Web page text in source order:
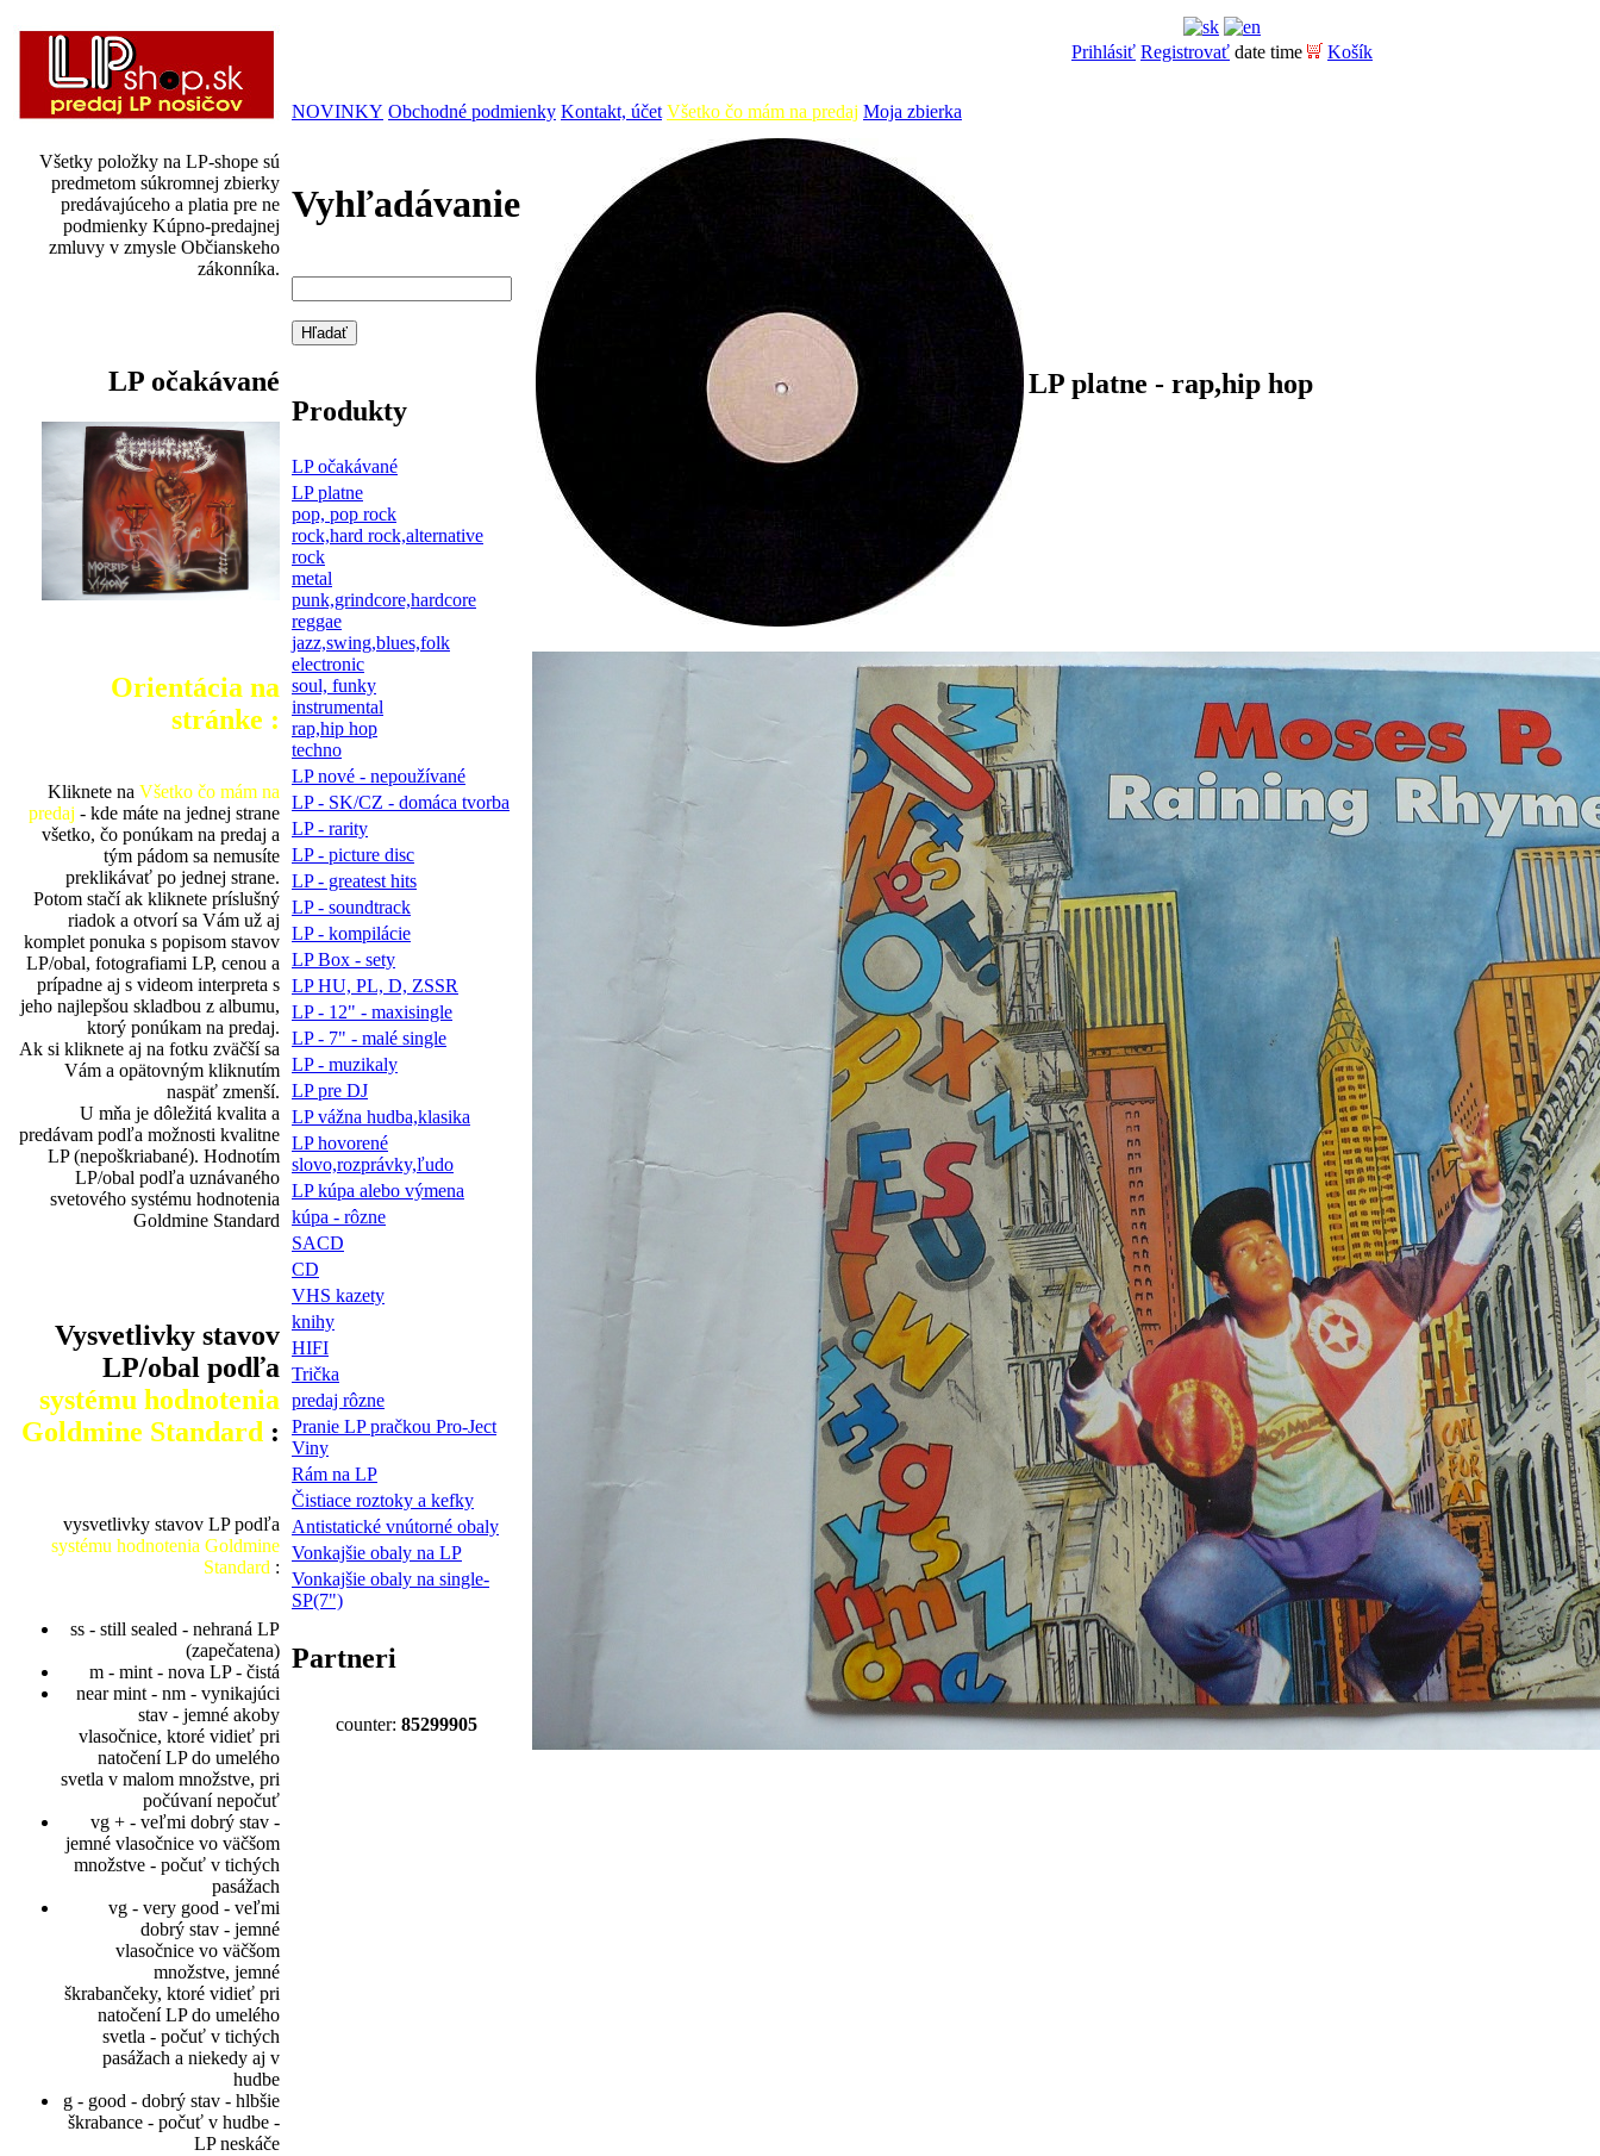
Všetky položky na LP-shope sú
predmetom súkromnej zbierky
predávajúceho a platia pre ne
podmienky Kúpno-predajnej
zmluvy v zmysle Občianskeho
zákonníka.
LP očakávané
Orientácia na
stránke :
Kliknete na Všetko čo mám na
predaj - kde máte na jednej strane
všetko, čo ponúkam na predaj a
tým pádom sa nemusíte
preklikávať po jednej strane.
Potom stačí ak kliknete príslušný
riadok a otvorí sa Vám už aj
komplet ponuka s popisom stavov
LP/obal, fotografiami LP, cenou a
prípadne aj s videom interpreta s
jeho najlepšou skladbou z albumu,
ktorý ponúkam na predaj.
Ak si kliknete aj na fotku zväčší sa
Vám a opätovným kliknutím
naspäť zmenší.
U mňa je dôležitá kvalita a
predávam podľa možnosti kvalitne
LP (nepoškriabané). Hodnotím
LP/obal podľa uznávaného
svetového systému hodnotenia
Goldmine Standard
Vysvetlivky stavov
LP/obal podľa
systému hodnotenia
Goldmine Standard :
vysvetlivky stavov LP podľa
systému hodnotenia Goldmine
Standard :
ss - still sealed - nehraná LP
(zapečatena)
m - mint - nova LP - čistá
near mint - nm - vynikajúci
stav - jemné akoby
vlasočnice, ktoré vidieť pri
natočení LP do umelého
svetla v malom množstve, pri
počúvaní nepočuť
vg + - veľmi dobrý stav -
jemné vlasočnice vo väčšom
množstve - počuť v tichých
pasážach
vg - very good - veľmi
dobrý stav - jemné
vlasočnice vo väčšom
množstve, jemné
škrabančeky, ktoré vidieť pri
natočení LP do umelého
svetla - počuť v tichých
pasážach a niekedy aj v
hudbe
g - good - dobrý stav - hlbšie
škrabance - počuť v hudbe -
LP neskáče
Prihlásiť Registrovať date time Košík
NOVINKY Obchodné podmienky Kontakt, účet Všetko čo mám na predaj Moja zbierka
Vyhľadávanie
Produkty
LP očakávané
LP platne
pop, pop rock
rock,hard rock,alternative
rock
metal
punk,grindcore,hardcore
reggae
jazz,swing,blues,folk
electronic
soul, funky
instrumental
rap,hip hop
techno
LP nové - nepoužívané
LP - SK/CZ - domáca tvorba
LP - rarity
LP - picture disc
LP - greatest hits
LP - soundtrack
LP - kompilácie
LP Box - sety
LP HU, PL, D, ZSSR
LP - 12" - maxisingle
LP - 7" - malé single
LP - muzikaly
LP pre DJ
LP vážna hudba,klasika
LP hovorené
slovo,rozprávky,ľudo
LP kúpa alebo výmena
kúpa - rôzne
SACD
CD
VHS kazety
knihy
HIFI
Trička
predaj rôzne
Pranie LP pračkou Pro-Ject
Viny
Rám na LP
Čistiace roztoky a kefky
Antistatické vnútorné obaly
Vonkajšie obaly na LP
Vonkajšie obaly na single-
SP(7")
Partneri
counter: 85299905
LP platne - rap,hip hop